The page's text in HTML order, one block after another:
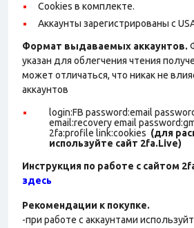
Cookies в комплекте.
Аккаунты зарегистрированы с
Формат выдаваемых аккаунтов.
указан для облегчения чтения
может отличаться, что никак не
аккаунтов
login:FB password:email
email:recovery email
2fa:profile link:cookies (для
используйте сайт 2fa.Live)
Инструкция по работе с сайтом
здесь
Рекомендации к покупке.
-при работе с аккаунтами